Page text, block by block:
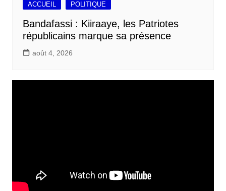
ACCUEIL POLITIQUE
Bandafassi : Kiiraaye, les Patriotes
républicains marque sa présence
août 4, 2026